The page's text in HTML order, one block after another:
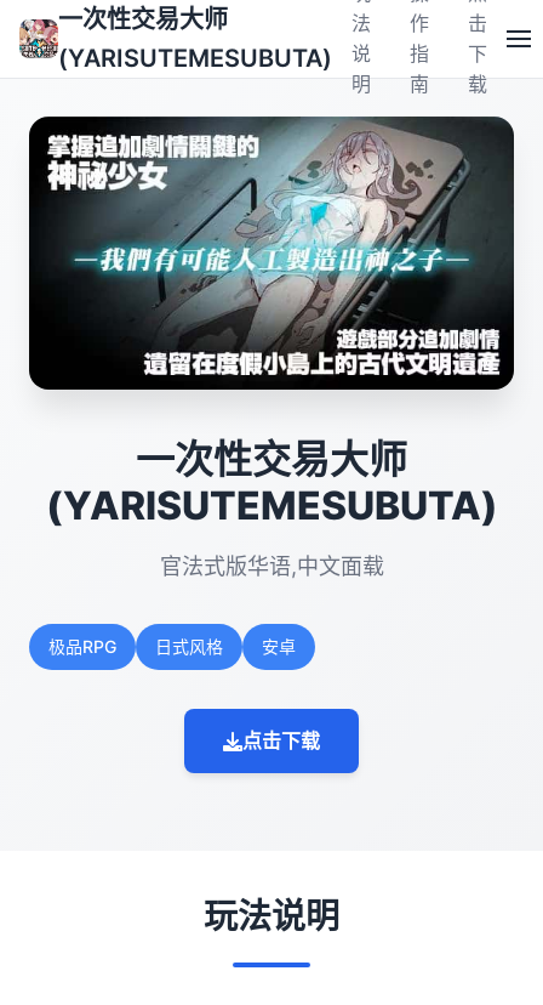
一次性交易大师
(YARISUTEMESUBUTA)
法
说
明
作
指
南
击
下
载
一次性交易大师
(YARISUTEMESUBUTA)
官法式版华语,中文面载
极品RPG 日式风格 安卓
点击下载
玩法说明